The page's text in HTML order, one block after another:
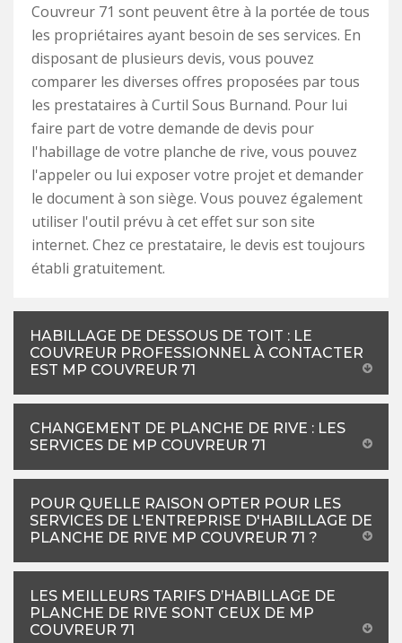
Couvreur 71 sont peuvent être à la portée de tous
les propriétaires ayant besoin de ses services. En
disposant de plusieurs devis, vous pouvez
comparer les diverses offres proposées par tous
les prestataires à Curtil Sous Burnand. Pour lui
faire part de votre demande de devis pour
l'habillage de votre planche de rive, vous pouvez
l'appeler ou lui exposer votre projet et demander
le document à son siège. Vous pouvez également
utiliser l'outil prévu à cet effet sur son site
internet. Chez ce prestataire, le devis est toujours
établi gratuitement.
HABILLAGE DE DESSOUS DE TOIT : LE
COUVREUR PROFESSIONNEL À CONTACTER
EST MP COUVREUR 71
CHANGEMENT DE PLANCHE DE RIVE : LES
SERVICES DE MP COUVREUR 71
POUR QUELLE RAISON OPTER POUR LES
SERVICES DE L'ENTREPRISE D'HABILLAGE DE
PLANCHE DE RIVE MP COUVREUR 71 ?
LES MEILLEURS TARIFS D’HABILLAGE DE
PLANCHE DE RIVE SONT CEUX DE MP
COUVREUR 71